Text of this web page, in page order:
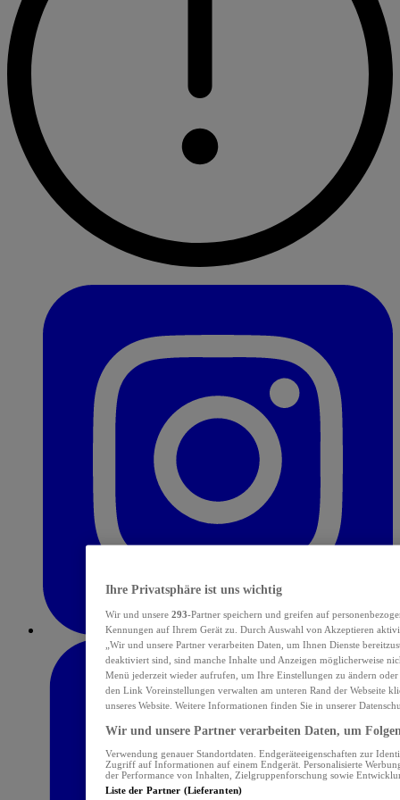
Ihre Privatsphäre ist uns wichtig
Wir und unsere 293-Partner speichern und greifen auf
Kennungen auf Ihrem Gerät zu. Durch Auswahl von Akzeptieren
„Wir und unsere Partner verarbeiten Daten, um Ihnen Dienste
deaktiviert sind, sind manche Inhalte und Anzeigen möglicherweise
Menü jederzeit wieder aufrufen, um Ihre Einstellungen zu ändern
den Link Voreinstellungen verwalten am unteren Rand der Webseite
unseres Website. Weitere Informationen finden Sie in unserer
Wir und unsere Partner verarbeiten Daten, um
Verwendung genauer Standortdaten. Endgeräteeigenschaften zur
Zugriff auf Informationen auf einem Endgerät. Personalisierte
der Performance von Inhalten, Zielgruppenforschung sowie
Liste der Partner (Lieferanten)